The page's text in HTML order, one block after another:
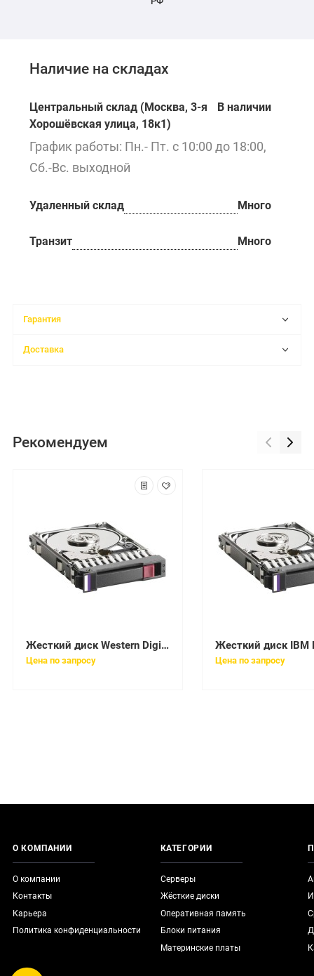
Наличие на складах
Центральный склад (Москва, 3-я
Хорошёвская улица, 18к1)
В наличии
График работы: Пн.- Пт. с 10:00 до 18:00,
Сб.-Вс. выходной
Удаленный склад Много
Транзит Много
Гарантия
Доставка
Рекомендуем
Жесткий диск Western Digital Blue 750Gb (U600/5400/16Mb) 6G SATAIII 2,5"7mm(WD7500LPCX-60KHST0)
Цена по запросу Цена по запросу
О КОМПАНИИ
О компании
Контакты
Карьера
Политика конфиденциальности
КАТЕГОРИИ
Серверы
Жёсткие диски
Оперативная память
Блоки питания
Материнские платы